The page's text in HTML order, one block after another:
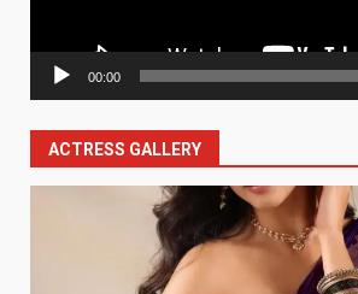
00:00
ACTRESS GALLERY